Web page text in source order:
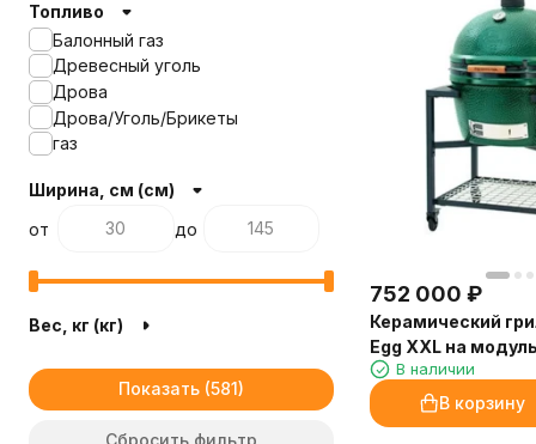
752 000 ₽
Керамический
Egg XXL на
подставке
В наличии
В корзину
GMG
Green Kamado
Greivari
Grillux
GRILLVER
Hitze
Kamado Joe
KOTAGRILL
O-Grill
Oklahoma Joes
Palazzetti (Италия)
Топливо
Балонный газ
Древесный уголь
Дрова
Дрова/Уголь/Брикеты
газ
Ширина, см (см)
от
до
Вес, кг (кг)
Показать